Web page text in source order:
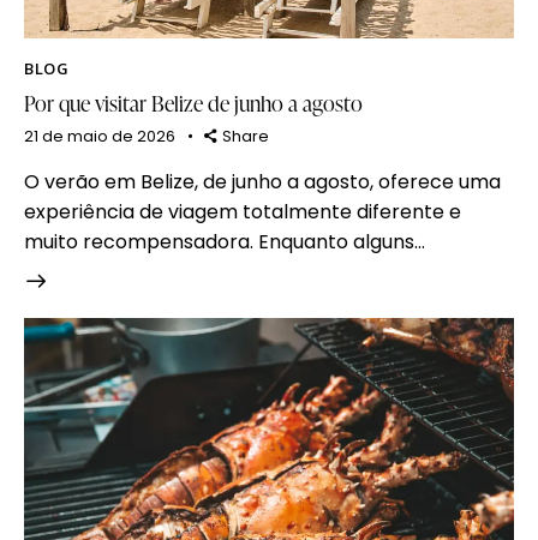
BLOG
Por que visitar Belize de junho a agosto
21 de maio de 2026 Share
O verão em Belize, de junho a agosto, oferece uma
experiência de viagem totalmente diferente e
muito recompensadora. Enquanto alguns…